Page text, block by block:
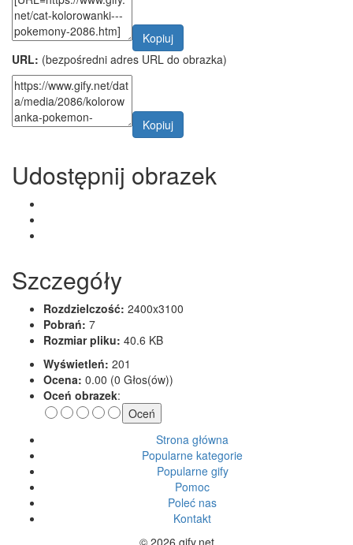
Kopiuj
URL: (bezpośredni adres URL do obrazka)
Kopiuj
Udostępnij obrazek
Szczegóły
Rozdzielczość: 2400x3100
Pobrań: 7
Rozmiar pliku: 40.6 KB
Wyświetleń: 201
Ocena: 0.00 (0 Głos(ów))
Oceń obrazek:
Strona główna
Popularne kategorie
Popularne gify
Pomoc
Poleć nas
Kontakt
© 2026 gify.net